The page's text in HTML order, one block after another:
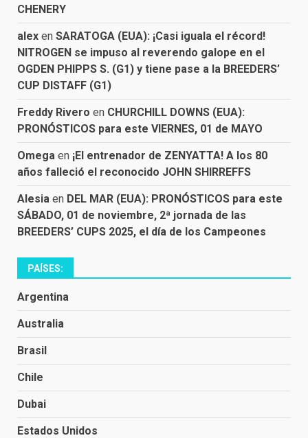
CHENERY
alex en SARATOGA (EUA): ¡Casi iguala el récord!
NITROGEN se impuso al reverendo galope en el
OGDEN PHIPPS S. (G1) y tiene pase a la BREEDERS’
CUP DISTAFF (G1)
Freddy Rivero en CHURCHILL DOWNS (EUA):
PRONÓSTICOS para este VIERNES, 01 de MAYO
Omega en ¡El entrenador de ZENYATTA! A los 80
años falleció el reconocido JOHN SHIRREFFS
Alesia en DEL MAR (EUA): PRONÓSTICOS para este
SÁBADO, 01 de noviembre, 2ª jornada de las
BREEDERS’ CUPS 2025, el día de los Campeones
PAÍSES:
Argentina
Australia
Brasil
Chile
Dubai
Estados Unidos